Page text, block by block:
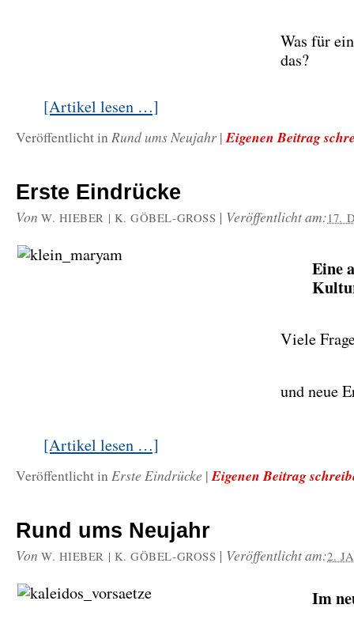
Was für
das?
[Artikel lesen …]
Veröffentlicht in Rund ums Neujahr | Eigenen Beitrag
Erste Eindrücke
Von W. HIEBER | K. GÖBEL-GROSS | Veröffentlicht am:17.
Eine
Viele
und neue
[Artikel lesen …]
Veröffentlicht in Erste Eindrücke | Eigenen Beitrag
Rund ums Neujahr
Von W. HIEBER | K. GÖBEL-GROSS | Veröffentlicht am:2.
Im